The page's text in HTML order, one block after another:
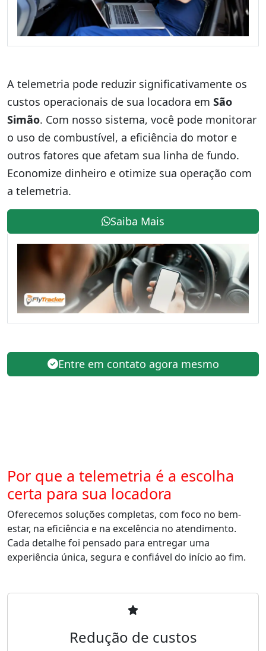
A telemetria pode reduzir significativamente os
custos operacionais de sua locadora em São
Simão. Com nosso sistema, você pode monitorar
o uso de combustível, a eficiência do motor e
outros fatores que afetam sua linha de fundo.
Economize dinheiro e otimize sua operação com
a telemetria.
Saiba Mais
Entre em contato agora mesmo
Por que a telemetria é a escolha
certa para sua locadora
Oferecemos soluções completas, com foco no bem-
estar, na eficiência e na excelência no atendimento.
Cada detalhe foi pensado para entregar uma
experiência única, segura e confiável do início ao fim.
Redução de custos